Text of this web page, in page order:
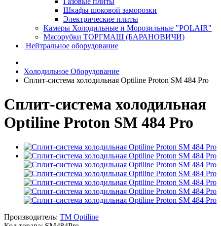
Шкафы шоковой заморозки
Электрические плиты
Камеры Холодильные и Морозильные "POLAIR"
Мясорубки ТОРГМАШ (БАРАНОВИЧИ)
Нейтральное оборудование
Холодильное Оборудование
Сплит-система холодильная Optiline Proton SM 484 Pro
Сплит-система холодильная
Optiline Proton SM 484 Pro
Производитель: TM Optiline